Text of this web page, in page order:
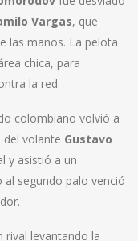
Vargas, que
las manos. La pelota
chica, para
la red.
colombiano volvió a
volante Gustavo
y asistió a un
segundo palo venció
rival levantando la